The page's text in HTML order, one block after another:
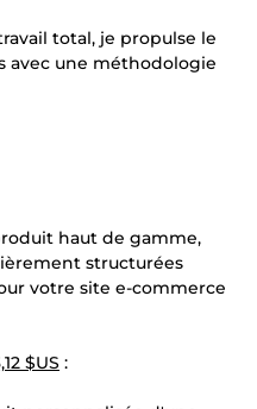
total, je propulse le
avec une méthodologie
haut de gamme,
structurées
votre site e-commerce
$US :